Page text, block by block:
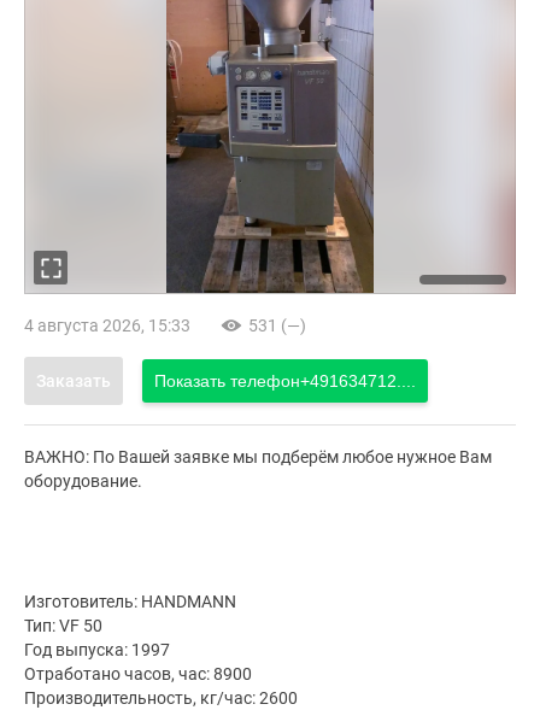
4 августа 2026, 15:33 531 (—)
Заказать Показать телефон+491634712....
ВАЖНО: По Вашей заявке мы подберём любое нужное Вам
оборудование.
Изготовитель: HANDMANN
Тип: VF 50
Год выпуска: 1997
Отработано часов, час: 8900
Производительность, кг/час: 2600